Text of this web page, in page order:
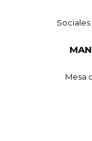
Sociales
Mesa